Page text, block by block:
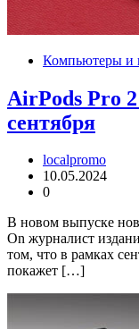
Компьютеры и
AirPods Pro
сентября
localpromo
10.05.2024
0
В новом выпуске
On журналист
том, что в рамках
покажет […]